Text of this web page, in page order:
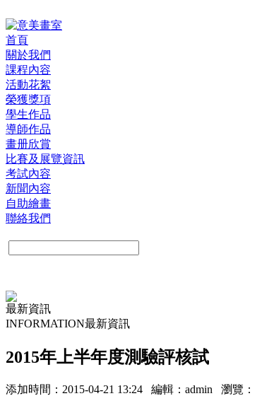
首頁
關於我們
課程內容
活動花絮
榮獲獎項
學生作品
導師作品
畫册欣賞
比賽及展覽資訊
考試內容
新聞內容
自助繪畫
聯絡我們
最新資訊
INFORMATION最新資訊
2015年上半年度測驗評核試
添加時間：2015-04-21 13:24 編輯：admin 瀏覽：